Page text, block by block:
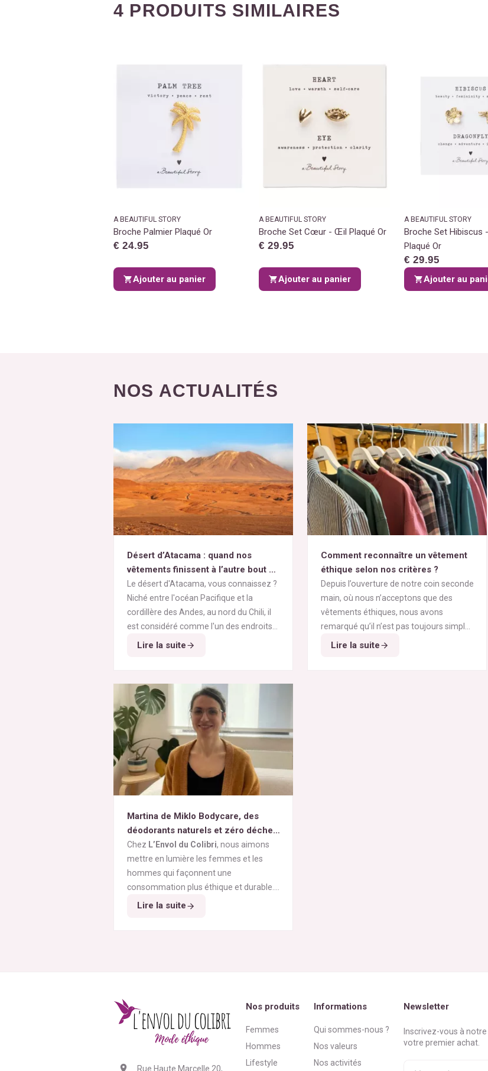
4 PRODUITS SIMILAIRES
A BEAUTIFUL STORY
Broche Palmier Plaqué Or
€ 24.95
Ajouter au panier
A BEAUTIFUL STORY
Broche Set Cœur - Œil Plaqué Or
€ 29.95
Ajouter au panier
A BEAUTIFUL STORY
Broche Set Hibiscus
Plaqué Or
€ 29.95
Ajouter au
NOS ACTUALITÉS
Désert d’Atacama : quand nos
vêtements finissent à l’autre bout du
monde
Le désert d'Atacama, vous connaissez ?
Niché entre l'océan Pacifique et la
cordillère des Andes, au nord du Chili, il
est considéré comme l'un des endroits
les plus arides de la planète. Ses
unique au monde.
Alors pourquoi parler du désert
plusieurs décennies, cette région est
devenue l'un des symboles les plus
frappants de la
pollution textile
mondiale
. On y découvre aujourd'hui
des montagnes de vêtements
abandonnés, témoins visibles de la
surproduction textile
et des dérives de
lafast fashion.
Lire la suite
Comment reconnaître un vêtement
éthique selon nos critères ?
Depuis l’ouverture de notre coin seconde
main, où nous n’acceptons que des
vêtements éthiques, nous avons
remarqué qu’il n’est pas toujours simple
pour vous de repérer les pièces vraiment
Lire la suite
Martina de Miklo Bodycare, des
déodorants naturels et zéro déchet
A la rencontre des Colibris ~ 6
Chez L’Envol du Colibri, nous aimons
mettre en lumière les femmes et les
hommes qui façonnent une
consommation plus éthique et durable.
Pour ce6
épisode de notre série
Lire la suite
Newsletter
Inscrivez-vous à
votre premier achat.
Rue Haute Marcelle 20,
Nos produits
Femmes
Hommes
Lifestyle
Informations
Qui sommes-nous ?
Nos valeurs
Nos activités